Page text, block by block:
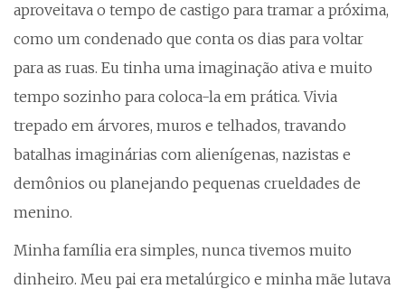
aproveitava o tempo de castigo para tramar a próxima,
como um condenado que conta os dias para voltar
para as ruas. Eu tinha uma imaginação ativa e muito
tempo sozinho para coloca-la em prática. Vivia
trepado em árvores, muros e telhados, travando
batalhas imaginárias com alienígenas, nazistas e
demônios ou planejando pequenas crueldades de
menino.
Minha família era simples, nunca tivemos muito
dinheiro. Meu pai era metalúrgico e minha mãe lutava